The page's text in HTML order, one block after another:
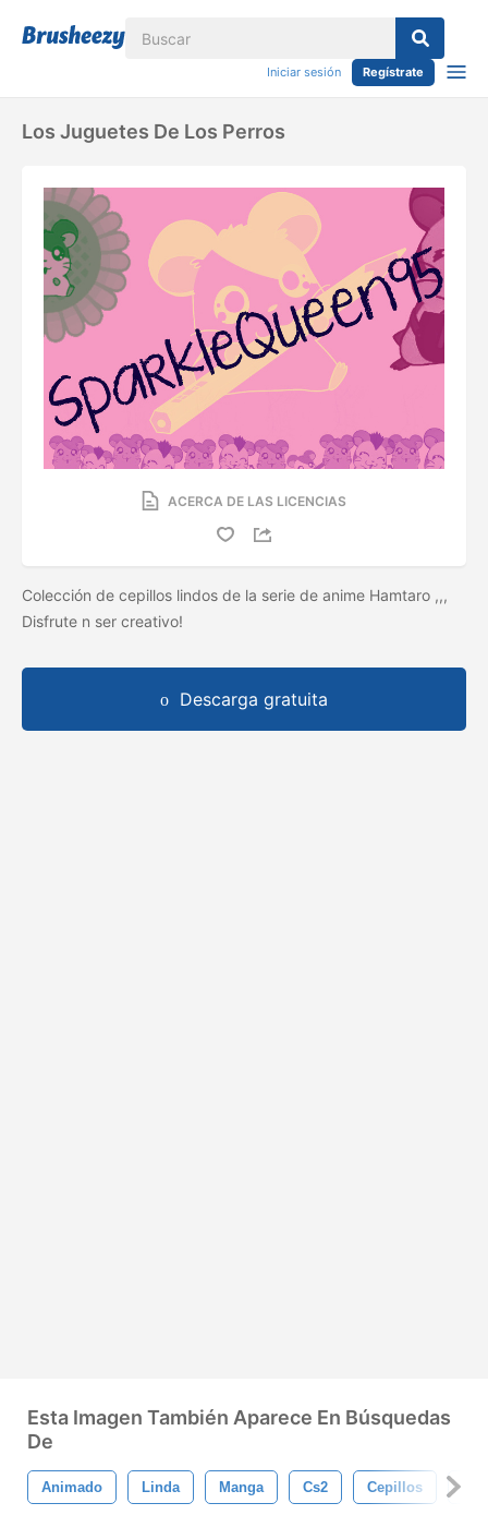
Iniciar sesión Regístrate
Los Juguetes De Los Perros
ACERCA DE LAS LICENCIAS
Colección de cepillos lindos de la serie de anime Hamtaro ,,,
Disfrute n ser creativo!
Descarga gratuita
Esta Imagen También Aparece En Búsquedas
De
Animado Linda Manga Cs2 Cepillos